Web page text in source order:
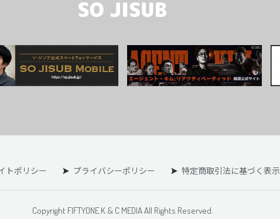
トポリシー プライバシーポリシー 特定商取引法に基づく表示
Copyright FIFTYONE.K & C MEDIA All Rights Reserved.